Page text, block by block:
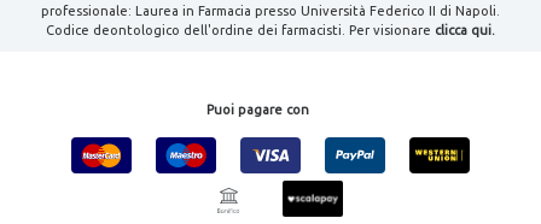
professionale: Laurea in Farmacia presso Università Federico II di Napoli.
Codice deontologico dell'ordine dei farmacisti. Per visionare clicca qui.
Puoi pagare con